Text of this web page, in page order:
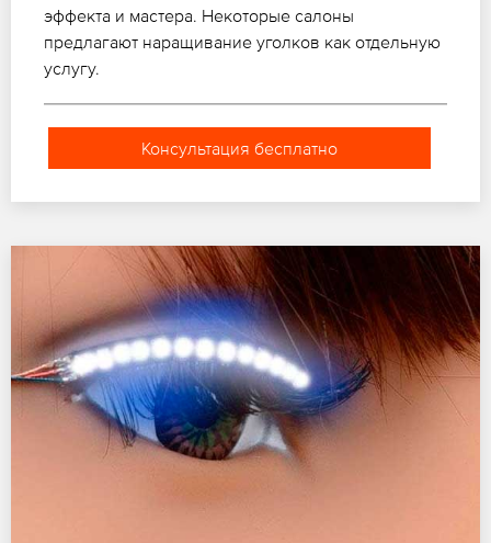
эффекта и мастера. Некоторые салоны
предлагают наращивание уголков как отдельную
услугу.
Консультация бесплатно